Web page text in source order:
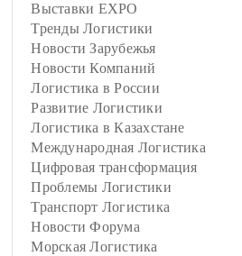
Выставки EXPO
Тренды Логистики
Новости Зарубежья
Новости Компаний
Логистика в России
Развитие Логистики
Логистика в Казахстане
Международная Логистика
Цифровая трансформация
Проблемы Логистики
Транспорт Логистика
Новости Форума
Морская Логистика